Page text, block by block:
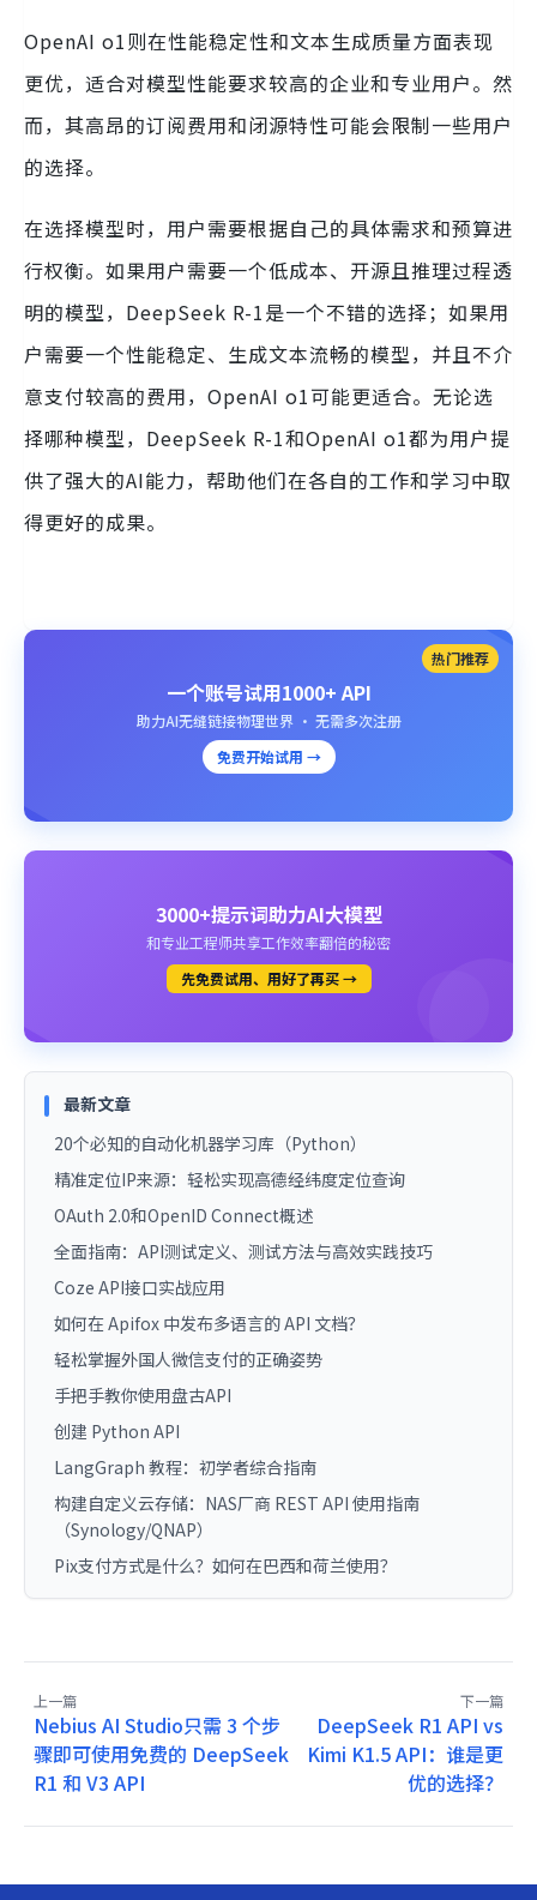
OpenAI o1则在性能稳定性和文本生成质量方面表现
更优，适合对模型性能要求较高的企业和专业用户。然
而，其高昂的订阅费用和闭源特性可能会限制一些用户
的选择。
在选择模型时，用户需要根据自己的具体需求和预算进
行权衡。如果用户需要一个低成本、开源且推理过程透
明的模型，DeepSeek R-1是一个不错的选择；如果用
户需要一个性能稳定、生成文本流畅的模型，并且不介
意支付较高的费用，OpenAI o1可能更适合。无论选
择哪种模型，DeepSeek R-1和OpenAI o1都为用户提
供了强大的AI能力，帮助他们在各自的工作和学习中取
得更好的成果。
热门推荐
一个账号试用1000+ API
助力AI无缝链接物理世界 · 无需多次注册
免费开始试用 →
3000+提示词助力AI大模型
和专业工程师共享工作效率翻倍的秘密
先免费试用、用好了再买 →
最新文章
20个必知的自动化机器学习库（Python）
精准定位IP来源：轻松实现高德经纬度定位查询
OAuth 2.0和OpenID Connect概述
全面指南：API测试定义、测试方法与高效实践技巧
Coze API接口实战应用
如何在 Apifox 中发布多语言的 API 文档？
轻松掌握外国人微信支付的正确姿势
手把手教你使用盘古API
创建 Python API
LangGraph 教程：初学者综合指南
构建自定义云存储：NAS厂商 REST API 使用指南
（Synology/QNAP）
Pix支付方式是什么？如何在巴西和荷兰使用？
上一篇
Nebius AI Studio只需 3 个步
骤即可使用免费的 DeepSeek
R1 和 V3 API
下一篇
DeepSeek R1 API vs
Kimi K1.5 API：谁是更
优的选择？